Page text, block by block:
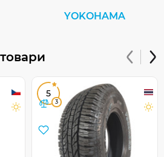
YOKOHAMA
5
3